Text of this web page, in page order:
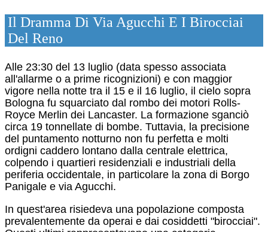
Il Dramma Di Via Agucchi E I Birocciai
Del Reno
Alle 23:30 del 13 luglio (data spesso associata
all'allarme o a prime ricognizioni) e con maggior
vigore nella notte tra il 15 e il 16 luglio, il cielo sopra
Bologna fu squarciato dal rombo dei motori Rolls-
Royce Merlin dei Lancaster. La formazione sganciò
circa 19 tonnellate di bombe. Tuttavia, la precisione
del puntamento notturno non fu perfetta e molti
ordigni caddero lontano dalla centrale elettrica,
colpendo i quartieri residenziali e industriali della
periferia occidentale, in particolare la zona di Borgo
Panigale e via Agucchi.
In quest'area risiedeva una popolazione composta
prevalentemente da operai e dai cosiddetti "birocciai".